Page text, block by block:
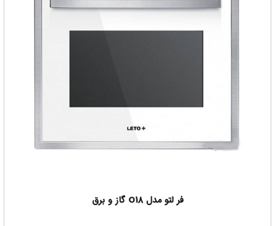
فر لتو مدل O18 گاز و برق